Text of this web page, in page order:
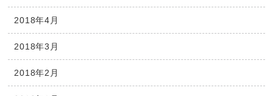
2018年4月
2018年3月
2018年2月